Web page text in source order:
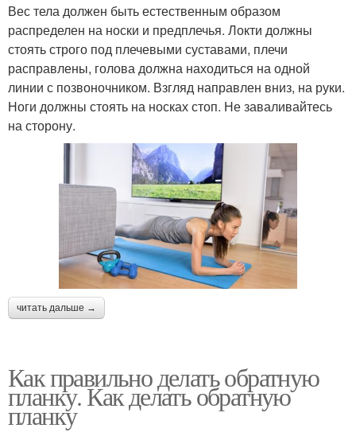
Вес тела должен быть естественным образом
распределен на носки и предплечья. Локти должны
стоять строго под плечевыми суставами, плечи
расправлены, голова должна находиться на одной
линии с позвоночником. Взгляд направлен вниз, на руки.
Ноги должны стоять на носках стоп. Не заваливайтесь
на сторону.
читать дальше →
Как правильно делать обратную
планку. Как делать обратную
планку